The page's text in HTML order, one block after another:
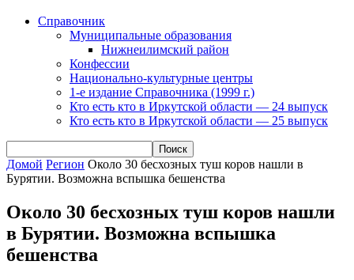
Справочник
Муниципальные образования
Нижнеилимский район
Конфессии
Национально-культурные центры
1-е издание Справочника (1999 г.)
Кто есть кто в Иркутской области — 24 выпуск
Кто есть кто в Иркутской области — 25 выпуск
Домой Регион Около 30 бесхозных туш коров нашли в
Бурятии. Возможна вспышка бешенства
Около 30 бесхозных туш коров нашли
в Бурятии. Возможна вспышка
бешенства